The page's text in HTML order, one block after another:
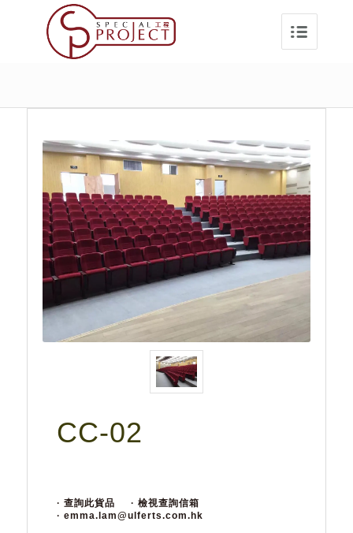
CC-02
· 查詢此貨品
· 檢視查詢信箱
· emma.lam@ulferts.com.hk